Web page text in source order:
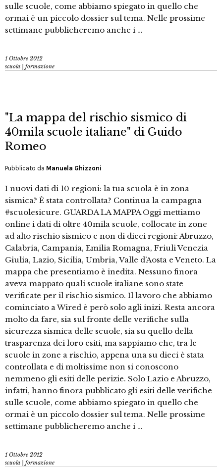
sulle scuole, come abbiamo spiegato in quello che
ormai è un piccolo dossier sul tema. Nelle prossime
settimane pubblicheremo anche i …
1 Ottobre 2012
scuola | formazione
"La mappa del rischio sismico di
40mila scuole italiane" di Guido
Romeo
Pubblicato da Manuela Ghizzoni
I nuovi dati di 10 regioni: la tua scuola è in zona
sismica? È stata controllata? Continua la campagna
#scuolesicure. GUARDA LA MAPPA Oggi mettiamo
online i dati di oltre 40mila scuole, collocate in zone
ad alto rischio sismico e non di dieci regioni: Abruzzo,
Calabria, Campania, Emilia Romagna, Friuli Venezia
Giulia, Lazio, Sicilia, Umbria, Valle d’Aosta e Veneto. La
mappa che presentiamo è inedita. Nessuno finora
aveva mappato quali scuole italiane sono state
verificate per il rischio sismico. Il lavoro che abbiamo
cominciato a Wired è però solo agli inizi. Resta ancora
molto da fare, sia sul fronte delle verifiche sulla
sicurezza sismica delle scuole, sia su quello della
trasparenza dei loro esiti, ma sappiamo che, tra le
scuole in zone a rischio, appena una su dieci è stata
controllata e di moltissime non si conoscono
nemmeno gli esiti delle perizie. Solo Lazio e Abruzzo,
infatti, hanno finora pubblicato gli esiti delle verifiche
sulle scuole, come abbiamo spiegato in quello che
ormai è un piccolo dossier sul tema. Nelle prossime
settimane pubblicheremo anche i …
1 Ottobre 2012
scuola | formazione